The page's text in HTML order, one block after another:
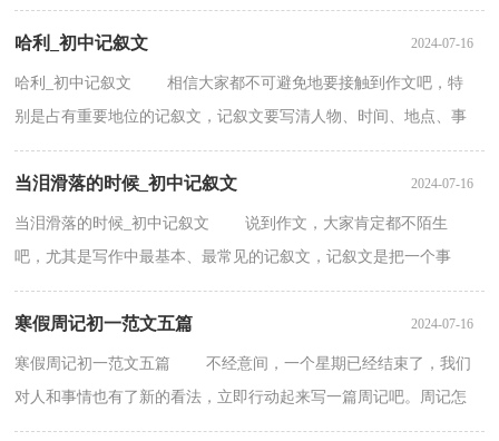
经历记录在里面吧。周记你想好怎么写了吗？以下是小编收集...
哈利_初中记叙文 2024-07-16
哈利_初中记叙文 相信大家都不可避免地要接触到作文吧，特
别是占有重要地位的记叙文，记叙文要写清人物、时间、地点、事
件的起因、经过和结果等”六要素“。写这类作文...
当泪滑落的时候_初中记叙文 2024-07-16
当泪滑落的时候_初中记叙文 说到作文，大家肯定都不陌生
吧，尤其是写作中最基本、最常见的记叙文，记叙文是把一个事
实、事件的发展过程原原本本地叙述出来，让读者清楚了解...
寒假周记初一范文五篇 2024-07-16
寒假周记初一范文五篇 不经意间，一个星期已经结束了，我们
对人和事情也有了新的看法，立即行动起来写一篇周记吧。周记怎
么写才不会流于形式呢？以下是小编精心整理的寒假周...